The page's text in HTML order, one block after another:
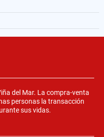
del Mar. La compra-venta
personas la transacción
sus vidas.